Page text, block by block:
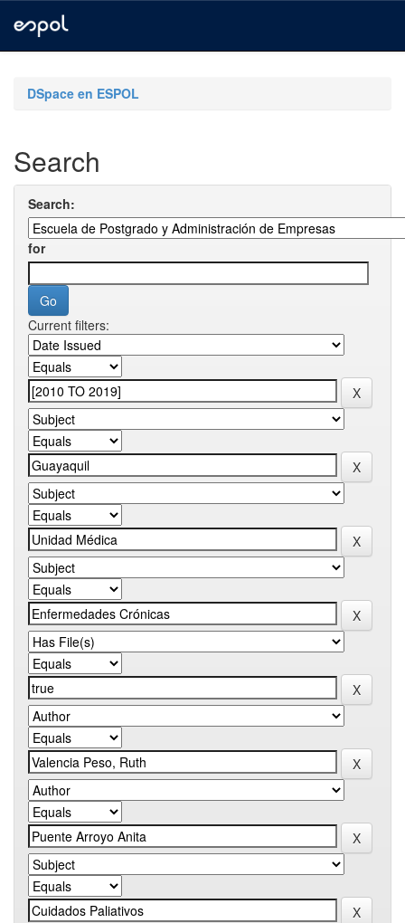
navigationDSpace en ESPOL
Search
Search:
for
Current filters: